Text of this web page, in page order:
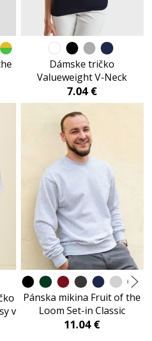
Dámske tričko
Valueweight V-Neck
7.04 €
v
Pánska mikina Fruit of the
Loom Set-in Classic
11.04 €